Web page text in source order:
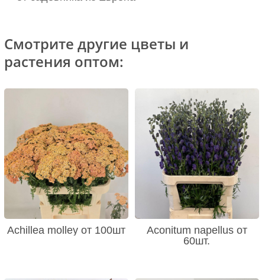
Смотрите другие цветы и
растения оптом:
Achillea molley от 100шт
Aconitum napellus от
60шт.